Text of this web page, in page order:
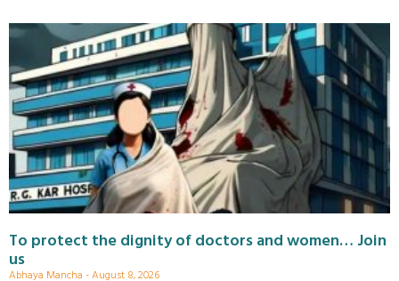
To protect the dignity of doctors and women… Join
us
Abhaya Mancha August 8, 2026